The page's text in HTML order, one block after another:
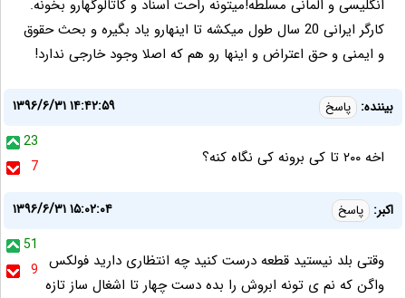
انگلیسی و المانی مسلطه!میتونه راحت اسناد و کاتالوگهارو بخونه.
کارگر ایرانی 20 سال طول میکشه تا اینهارو یاد بگیره و بحث حقوق
و ایمنی و حق اعتراض و اینها رو هم که اصلا وجود خارجی ندارد!
بیننده: پاسخ
۱۳۹۶/۶/۳۱ ۱۴:۴۲:۵۹
23
7
اخه ۲۰۰ تا کی برونه کی نگاه کنه؟
اکبر: پاسخ
۱۳۹۶/۶/۳۱ ۱۵:۰۲:۰۴
51
9 وقتی بلد نیستید قطعه درست کنید چه انتظاری دارید فولکس
واگن که نم ی تونه ابروش را بده دست چهار تا اشغال ساز تازه